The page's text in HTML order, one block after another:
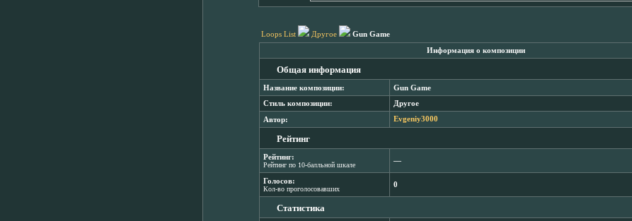
Loops List Другое Gun Game
Информация о композиции
Общая информация
Название композиции: Gun Game
Стиль композиции: Другое
Автор: Evgeniy3000
Рейтинг
Рейтинг:
Рейтинг по 10-балльной шкале
―
Голосов:
Кол-во проголосовавших
0
Статистика